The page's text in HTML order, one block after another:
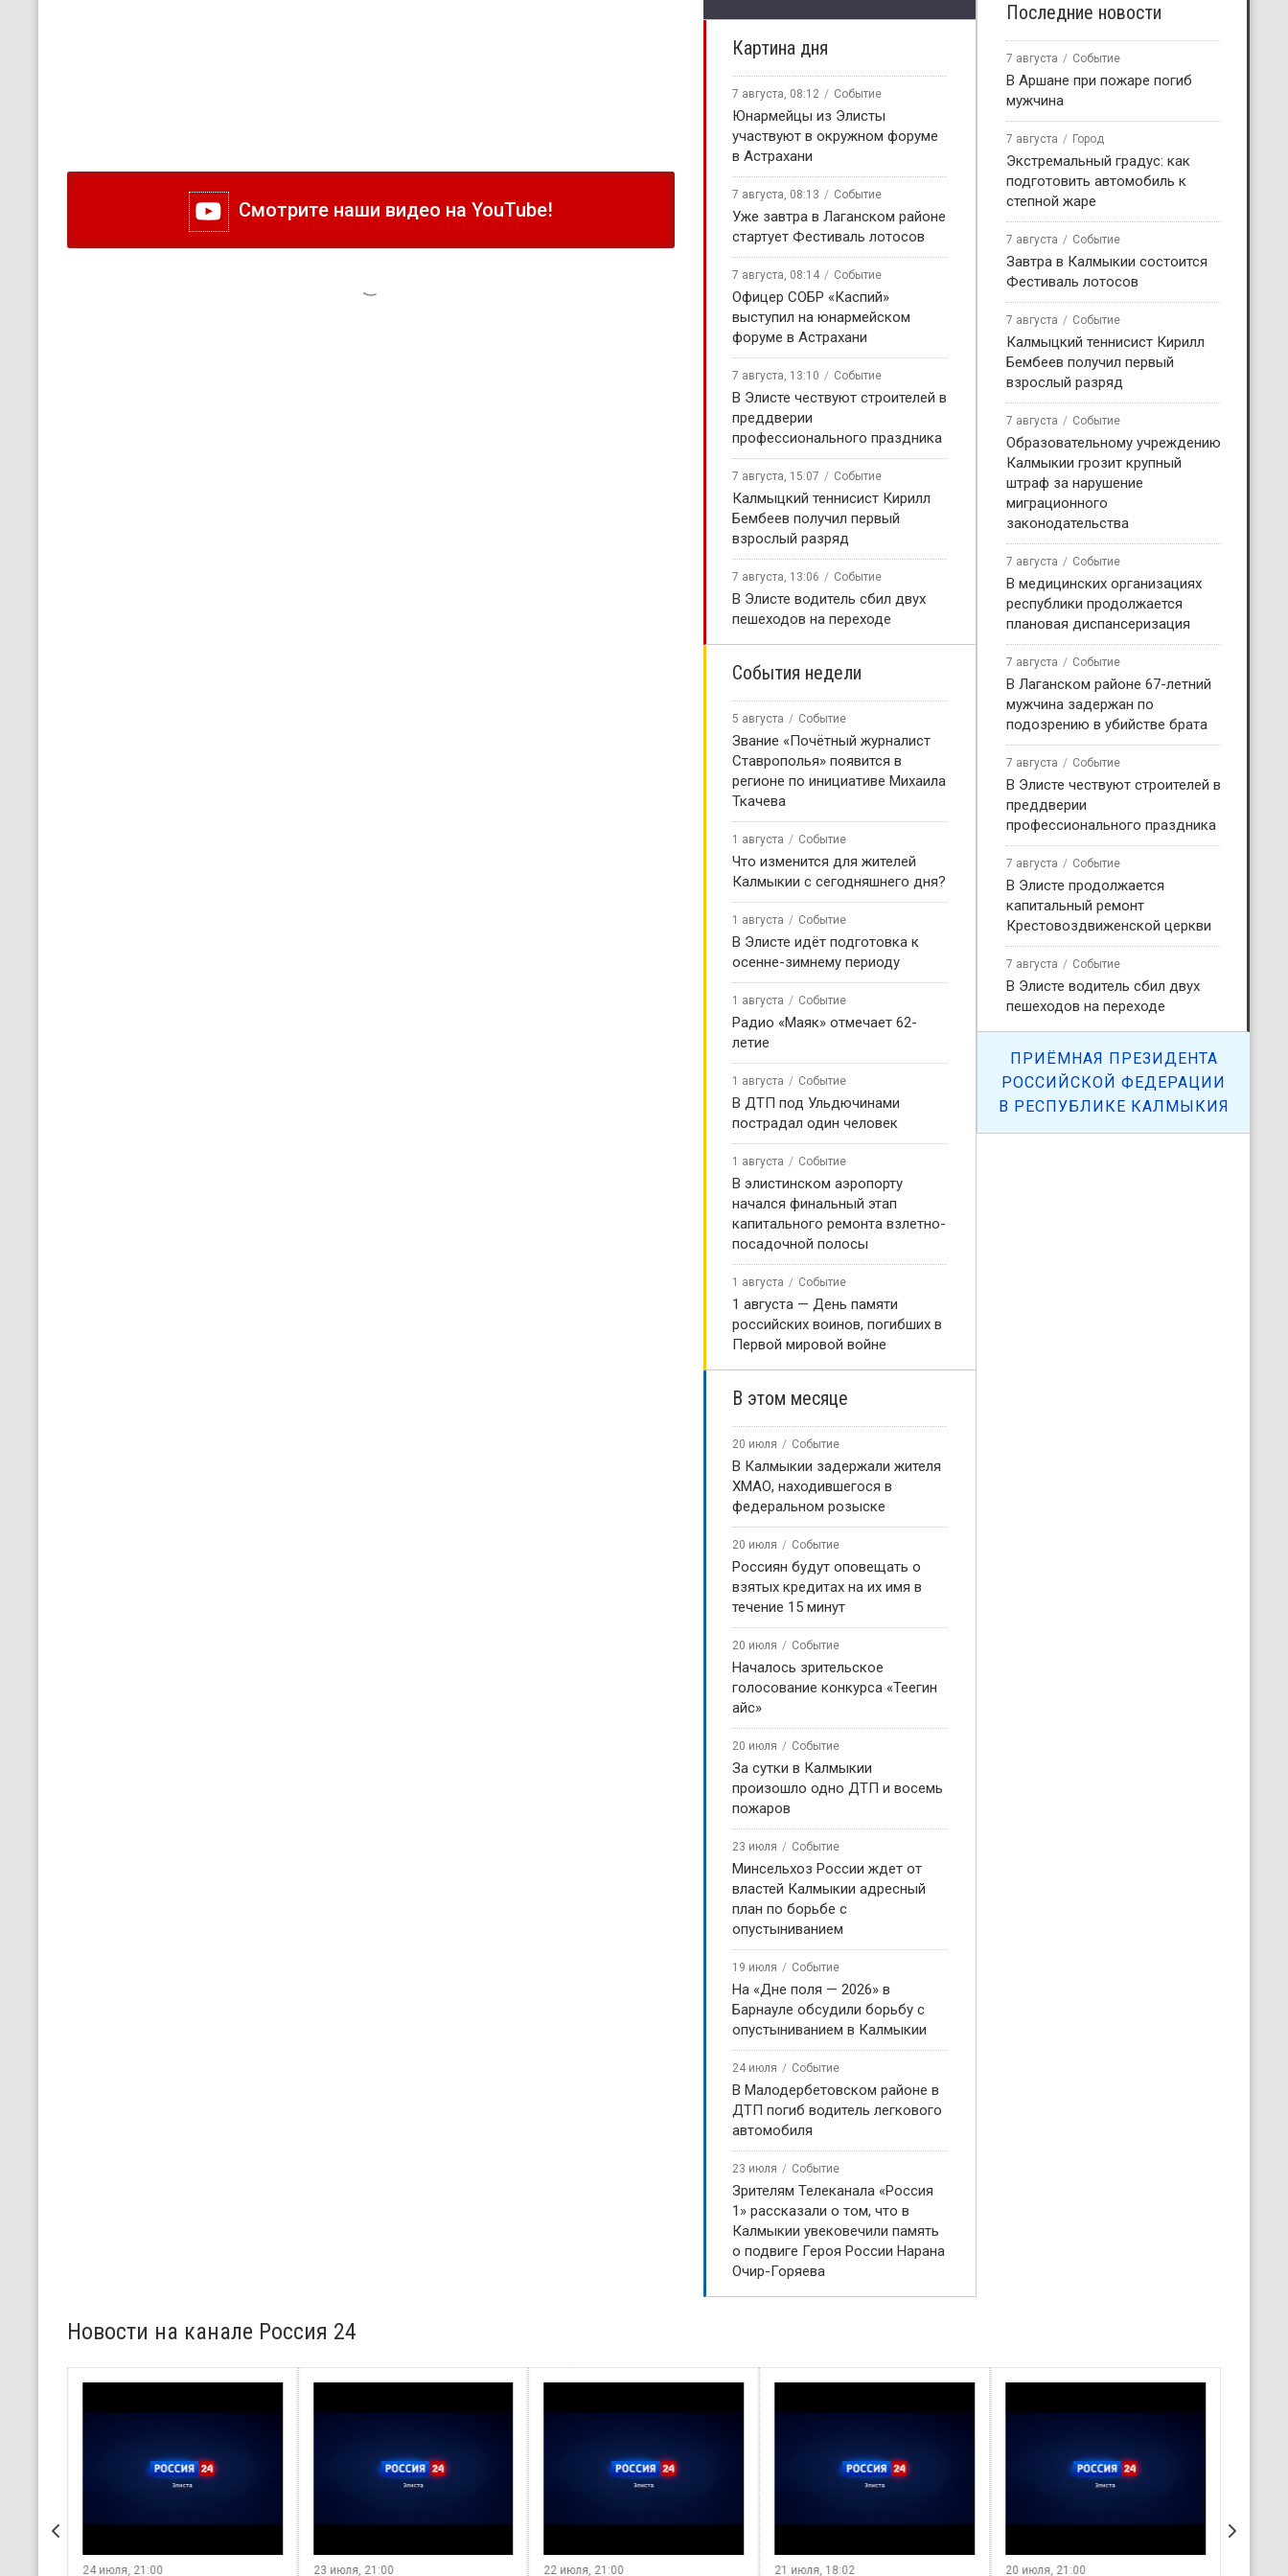
Смотрите наши видео на YouTube!
Картина дня
7 августа, 08:12 Событие
Юнармейцы из Элисты
участвуют в окружном форуме
в Астрахани
7 августа, 08:13 Событие
Уже завтра в Лаганском районе
стартует Фестиваль лотосов
7 августа, 08:14 Событие
Офицер СОБР «Каспий»
выступил на юнармейском
форуме в Астрахани
7 августа, 13:10 Событие
В Элисте чествуют строителей в
преддверии
профессионального праздника
7 августа, 15:07 Событие
Калмыцкий теннисист Кирилл
Бембеев получил первый
взрослый разряд
7 августа, 13:06 Событие
В Элисте водитель сбил двух
пешеходов на переходе
События недели
5 августа Событие
Звание «Почётный журналист
Ставрополья» появится в
регионе по инициативе Михаила
Ткачева
1 августа Событие
Что изменится для жителей
Калмыкии с сегодняшнего дня?
1 августа Событие
В Элисте идёт подготовка к
осенне-зимнему периоду
1 августа Событие
Радио «Маяк» отмечает 62-
летие
1 августа Событие
В ДТП под Ульдючинами
пострадал один человек
1 августа Событие
В элистинском аэропорту
начался финальный этап
капитального ремонта взлетно-
посадочной полосы
1 августа Событие
1 августа — День памяти
российских воинов, погибших в
Первой мировой войне
В этом месяце
20 июля Событие
В Калмыкии задержали жителя
ХМАО, находившегося в
федеральном розыске
20 июля Событие
Россиян будут оповещать о
взятых кредитах на их имя в
течение 15 минут
20 июля Событие
Началось зрительское
голосование конкурса «Теегин
айс»
20 июля Событие
За сутки в Калмыкии
произошло одно ДТП и восемь
пожаров
23 июля Событие
Минсельхоз России ждет от
властей Калмыкии адресный
план по борьбе с
опустыниванием
19 июля Событие
На «Дне поля — 2026» в
Барнауле обсудили борьбу с
опустыниванием в Калмыкии
24 июля Событие
В Малодербетовском районе в
ДТП погиб водитель легкового
автомобиля
23 июля Событие
Зрителям Телеканала «Россия
1» рассказали о том, что в
Калмыкии увековечили память
о подвиге Героя России Нарана
Очир-Горяева
Последние новости
7 августа Событие
В Аршане при пожаре погиб
мужчина
7 августа Город
Экстремальный градус: как
подготовить автомобиль к
степной жаре
7 августа Событие
Завтра в Калмыкии состоится
Фестиваль лотосов
7 августа Событие
Калмыцкий теннисист Кирилл
Бембеев получил первый
взрослый разряд
7 августа Событие
Образовательному учреждению
Калмыкии грозит крупный
штраф за нарушение
миграционного
законодательства
7 августа Событие
В медицинских организациях
республики продолжается
плановая диспансеризация
7 августа Событие
В Лаганском районе 67-летний
мужчина задержан по
подозрению в убийстве брата
7 августа Событие
В Элисте чествуют строителей в
преддверии
профессионального праздника
7 августа Событие
В Элисте продолжается
капитальный ремонт
Крестовоздвиженской церкви
7 августа Событие
В Элисте водитель сбил двух
пешеходов на переходе
ПРИЁМНАЯ ПРЕЗИДЕНТА
РОССИЙСКОЙ ФЕДЕРАЦИИ
В РЕСПУБЛИКЕ КАЛМЫКИЯ
Новости на канале Россия 24
24 июля, 21:00 23 июля, 21:00 22 июля, 21:00 21 июля, 18:02 20 июля, 21:00